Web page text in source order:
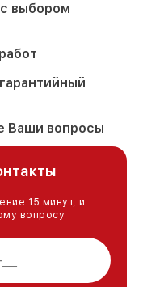
выбором
Ваши вопросы
15 минут, и
вопросу